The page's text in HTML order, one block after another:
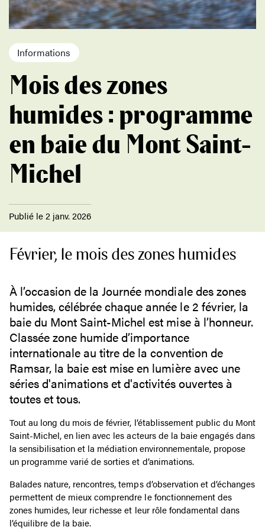
Informations
Mois des zones
humides : programme
en baie du Mont Saint-
Michel
Publié le 2 janv. 2026
Février, le mois des zones humides
À l’occasion de la Journée mondiale des zones
humides, célébrée chaque année le 2 février, la
baie du Mont Saint-Michel est mise à l’honneur.
Classée zone humide d’importance
internationale au titre de la convention de
Ramsar, la baie est mise en lumière avec une
séries d'animations et d'activités ouvertes à
toutes et tous.
Tout au long du mois de février, l’établissement public du Mont
Saint-Michel, en lien avec les acteurs de la baie engagés dans
la sensibilisation et la médiation environnementale, propose
un programme varié de sorties et d’animations.
Balades nature, rencontres, temps d’observation et d’échanges
permettent de mieux comprendre le fonctionnement des
zones humides, leur richesse et leur rôle fondamental dans
l’équilibre de la baie.